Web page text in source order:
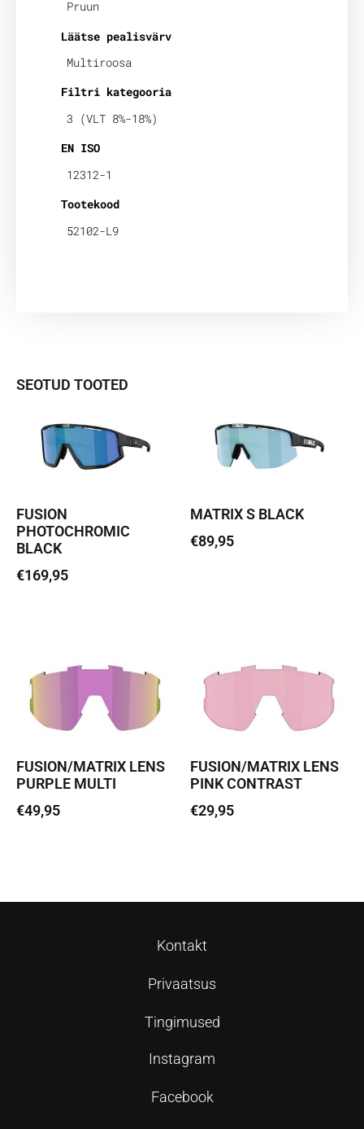
Pruun
Läätse pealisvärv
Multiroosa
Filtri kategooria
3 (VLT 8%-18%)
EN ISO
12312-1
Tootekood
52102-L9
SEOTUD TOOTED
FUSION
PHOTOCHROMIC
BLACK
€169,95
MATRIX S BLACK
€89,95
FUSION/MATRIX LENS
PURPLE MULTI
€49,95
FUSION/MATRIX LENS
PINK CONTRAST
€29,95
Kontakt
Privaatsus
Tingimused
Instagram
Facebook